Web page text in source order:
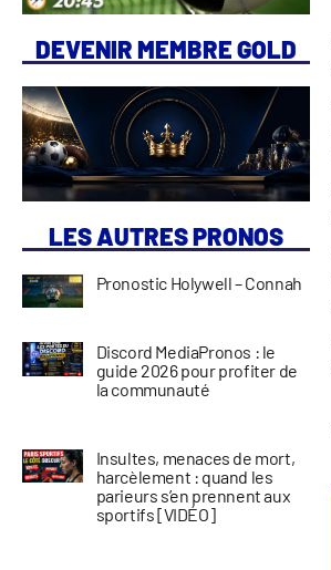
DEVENIR MEMBRE GOLD
LES AUTRES PRONOS
Pronostic Holywell – Connah
Discord MediaPronos : le
guide 2026 pour profiter de
la communauté
Insultes, menaces de mort,
harcèlement : quand les
parieurs s’en prennent aux
sportifs [VIDÉO]